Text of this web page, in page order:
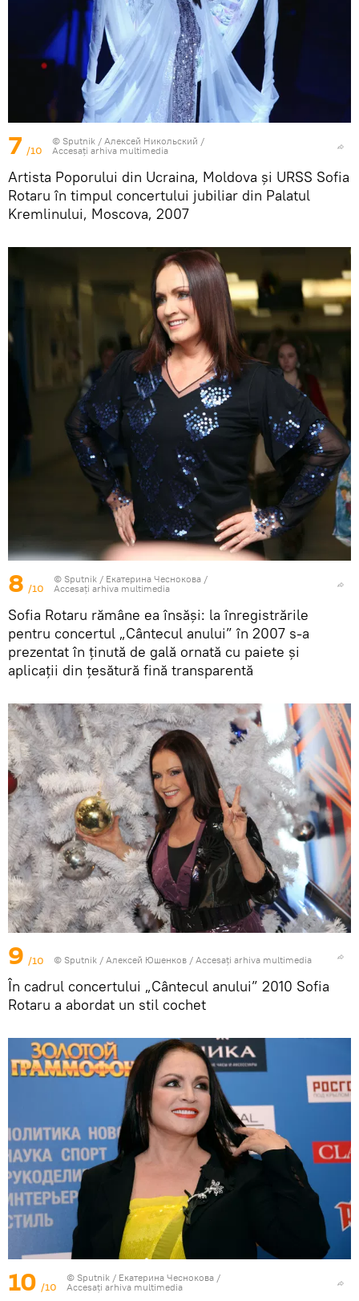
7 /10
© Sputnik / Алексей Никольский /
Accesați arhiva multimedia
Artista Poporului din Ucraina, Moldova și URSS Sofia
Rotaru în timpul concertului jubiliar din Palatul
Kremlinului, Moscova, 2007
8 /10
© Sputnik / Екатерина Чеснокова /
Accesați arhiva multimedia
Sofia Rotaru rămâne ea însăși: la înregistrările
pentru concertul „Cântecul anului” în 2007 s-a
prezentat în ținută de gală ornată cu paiete și
aplicații din țesătură fină transparentă
9 /10 © Sputnik / Алексей Юшенков / Accesați arhiva multimedia
În cadrul concertului „Cântecul anului” 2010 Sofia
Rotaru a abordat un stil cochet
10 /10
© Sputnik / Екатерина Чеснокова /
Accesați arhiva multimedia